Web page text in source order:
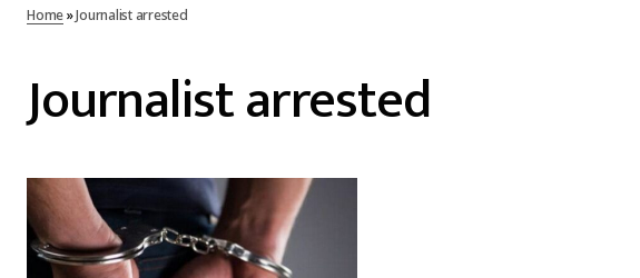
Home»Journalist arrested
Journalist arrested